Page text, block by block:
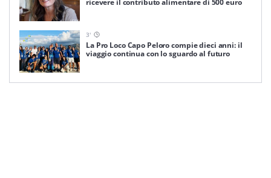
ricevere il contributo alimentare di 500 euro
3'
La Pro Loco Capo Peloro compie dieci anni: il
viaggio continua con lo sguardo al futuro